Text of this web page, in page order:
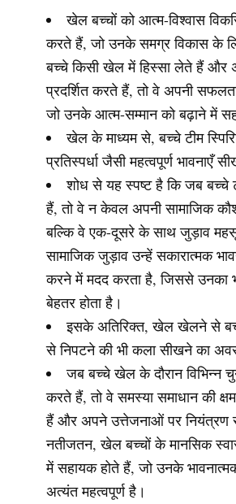
खेल बच्चों को आत्म-विश्वास
करते हैं, जो उनके समग्र विकास के
बच्चे किसी खेल में हिस्सा लेते हैं और
प्रदर्शित करते हैं, तो वे अपनी
जो उनके आत्म-सम्मान को बढ़ाने में
खेल के माध्यम से, बच्चे टीम
प्रतिस्पर्धा जैसी महत्वपूर्ण भावनाएँ
शोध से यह स्पष्ट है कि जब बच्चे
हैं, तो वे न केवल अपनी सामाजिक
बल्कि वे एक-दूसरे के साथ जुड़ाव
सामाजिक जुड़ाव उन्हें सकारात्मक
करने में मदद करता है, जिससे उनका
बेहतर होता है।
इसके अतिरिक्त, खेल खेलने से
से निपटने की भी कला सीखने का
जब बच्चे खेल के दौरान विभिन्न
करते हैं, तो वे समस्या समाधान की
हैं और अपने उत्तेजनाओं पर नियंत्रण
नतीजतन, खेल बच्चों के मानसिक
में सहायक होते हैं, जो उनके
अत्यंत महत्वपूर्ण है।